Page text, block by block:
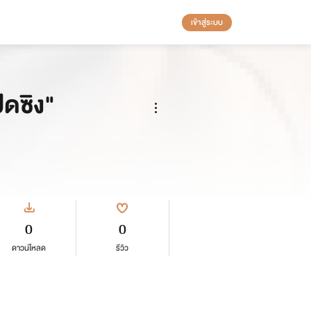
เข้าสู่ระบบ
ซิง"
0
ดาวน์โหลด
0
รีวิว